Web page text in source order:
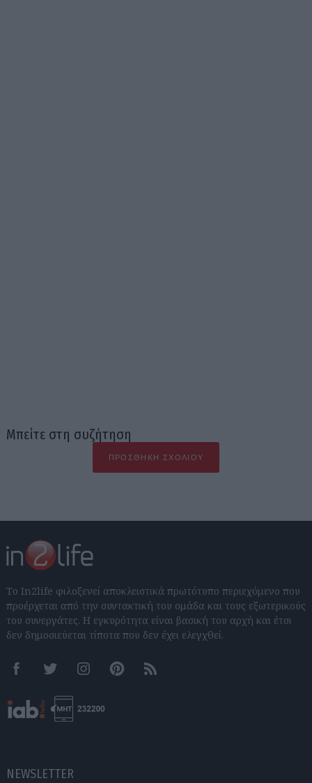
Μπείτε στη συζήτηση
ΠΡΟΣΘΉΚΗ ΣΧΟΛΊΟΥ
Το In2life φιλοξενεί αποκλειστικά πρωτότυπο περιεχόμενο που
προέρχεται από την συντακτική του ομάδα και τους εξωτερικούς
του συνεργάτες. Η εγκυρότητα είναι βασική του αρχή και έτσι
δεν δημοσιεύεται τίποτα που δεν έχει ελεγχθεί.
FacebookTwitter InstagramPinterestRSS feeds
NEWSLETTER